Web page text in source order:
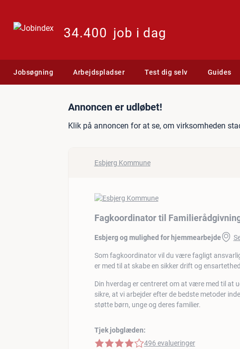
34.400 job i dag
Jobsøgning Arbejdspladser Test dig selv Guides
Jobannonce:
Annoncen er udløbet!
Klik på annoncen for at se, om virksomheden
Esbjerg Kommune
Fagkoordinator til
Esbjerg og mulighed for hjemmearbejde
Som fagkoordinator vil du være fagligt
er med til at skabe en sikker drift og
Din hverdag er centreret om at være med til at
sikre, at vi arbejder efter de bedste metoder
støtte børn, unge og deres familier.
Tjek jobglæden:
4 af 5 stjerner
496 evalueringer